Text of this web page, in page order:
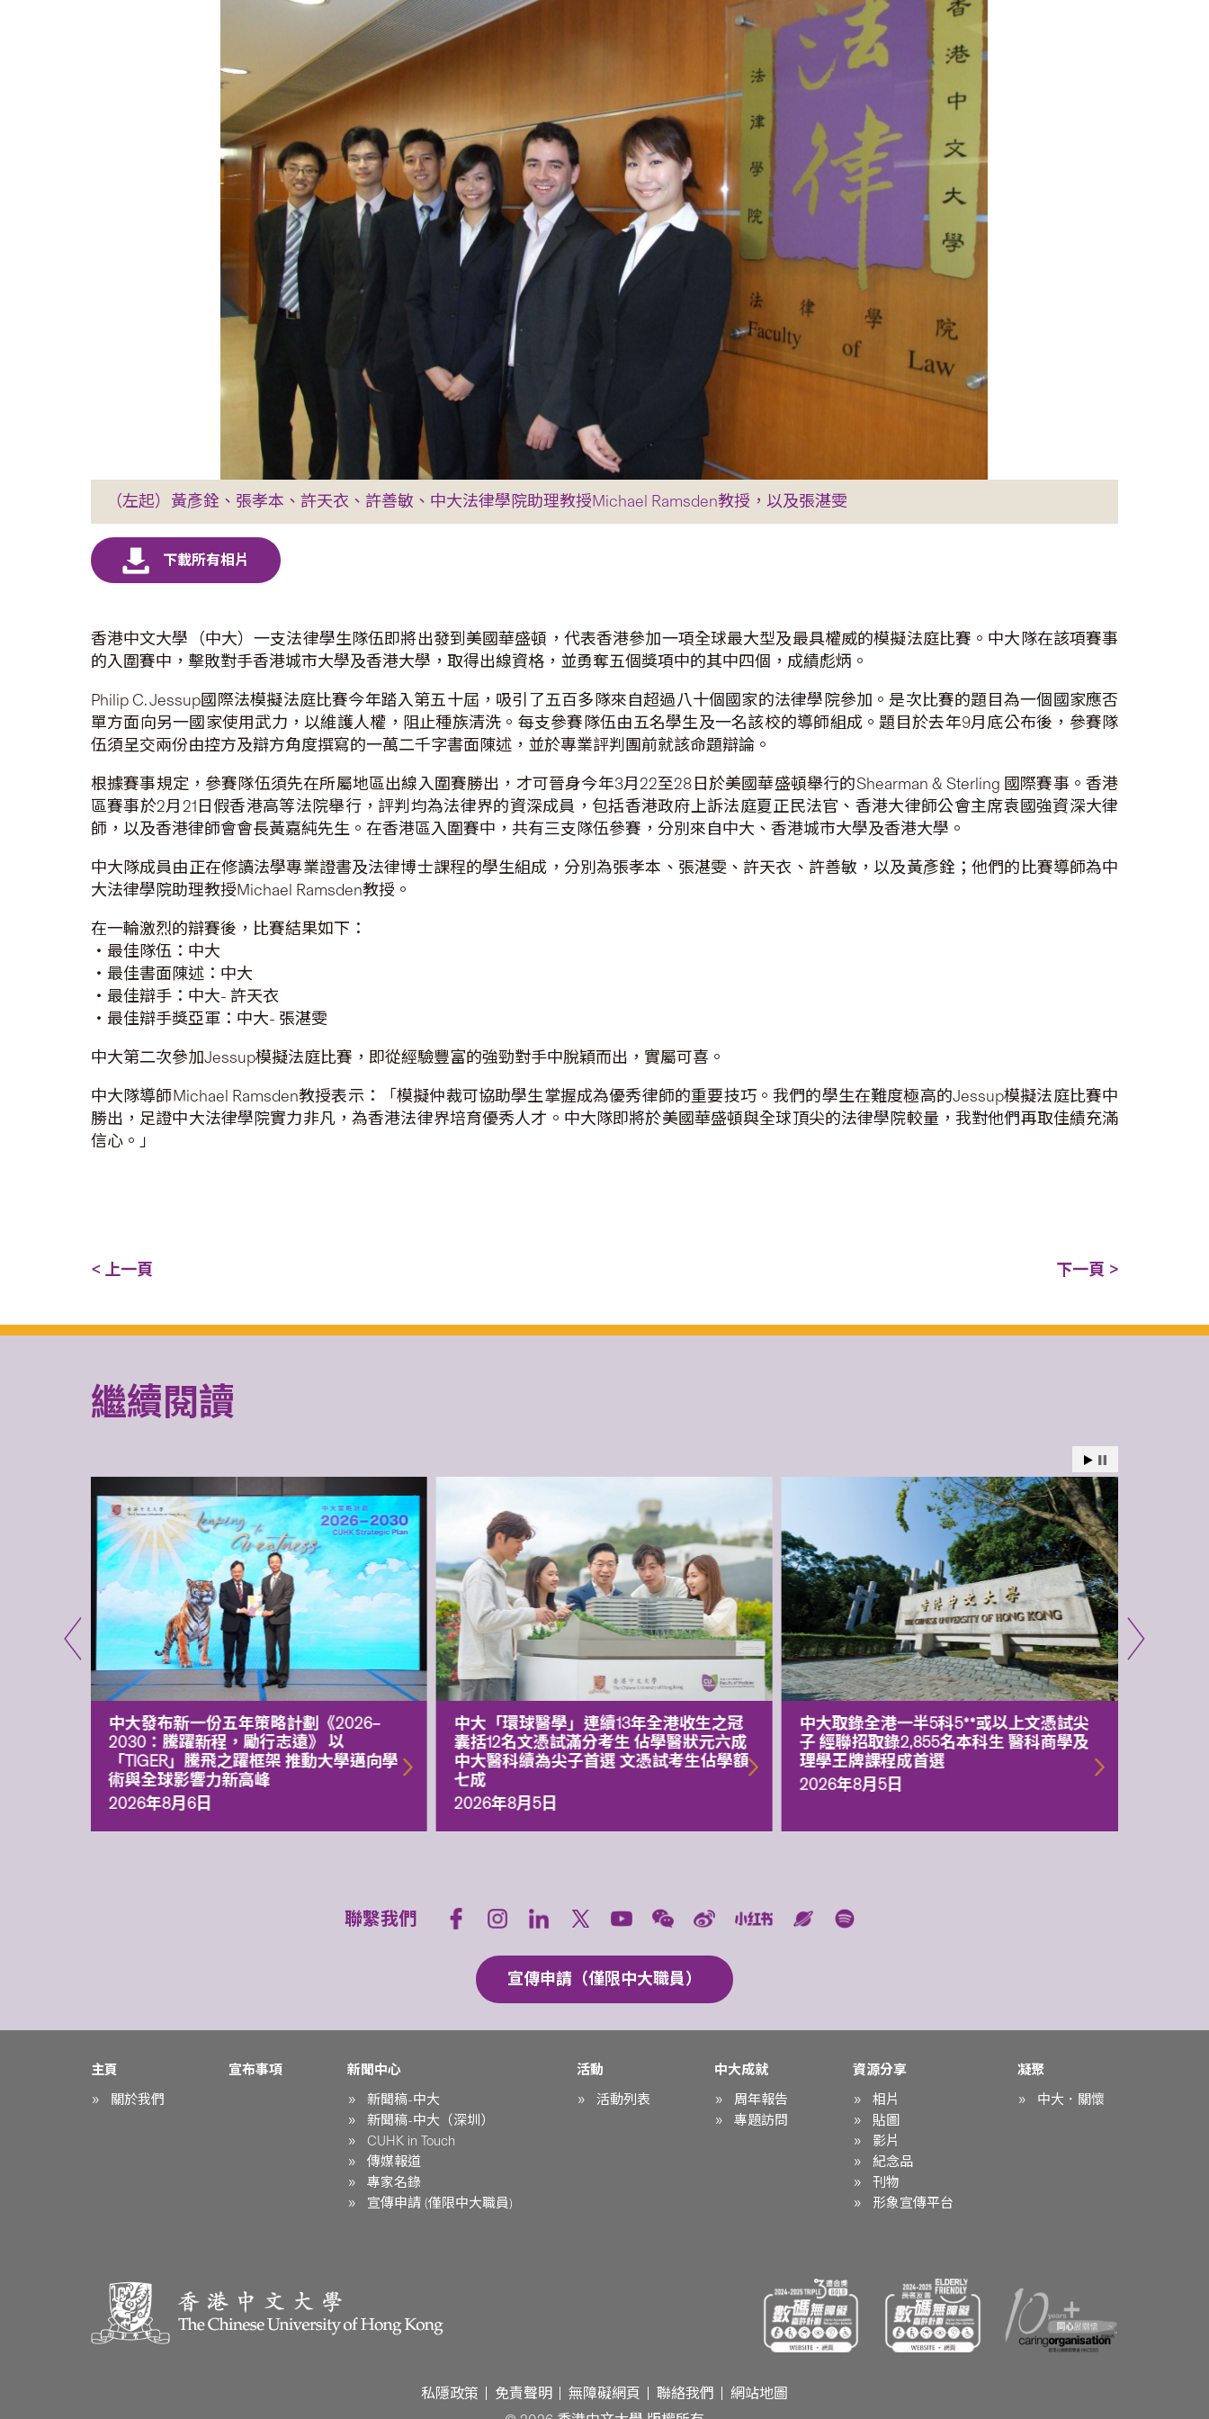
（左起）黃彥銓、張孝本、許天衣、許善敏、中大法律學院助理教授Michael Ramsden教授，以及張湛雯
香港中文大學（中大）一支法律學生隊伍即將出發到美國華盛頓，代表香港參加一項全球最大型及最具權威的模擬法庭比賽。中大隊在該項賽事
的入圍賽中，擊敗對手香港城市大學及香港大學，取得出線資格，並勇奪五個獎項中的其中四個，成績彪炳。
Philip C. Jessup國際法模擬法庭比賽今年踏入第五十屆，吸引了五百多隊來自超過八十個國家的法律學院參加。是次比賽的題目為一個國家應否
單方面向另一國家使用武力，以維護人權，阻止種族清洗。每支參賽隊伍由五名學生及一名該校的導師組成。題目於去年9月底公布後，參賽隊
伍須呈交兩份由控方及辯方角度撰寫的一萬二千字書面陳述，並於專業評判團前就該命題辯論。
根據賽事規定，參賽隊伍須先在所屬地區出線入圍賽勝出，才可晉身今年3月22至28日於美國華盛頓舉行的Shearman & Sterling 國際賽事。香港
區賽事於2月21日假香港高等法院舉行，評判均為法律界的資深成員，包括香港政府上訴法庭夏正民法官、香港大律師公會主席袁國強資深大律
師，以及香港律師會會長黃嘉純先生。在香港區入圍賽中，共有三支隊伍參賽，分別來自中大、香港城市大學及香港大學。
中大隊成員由正在修讀法學專業證書及法律博士課程的學生組成，分別為張孝本、張湛雯、許天衣、許善敏，以及黃彥銓；他們的比賽導師為中
大法律學院助理教授Michael Ramsden教授。
在一輪激烈的辯賽後，比賽結果如下：
‧最佳隊伍：中大
‧最佳書面陳述：中大
‧最佳辯手：中大- 許天衣
‧最佳辯手獎亞軍：中大- 張湛雯
中大第二次參加Jessup模擬法庭比賽，即從經驗豐富的強勁對手中脫穎而出，實屬可喜。
中大隊導師Michael Ramsden教授表示：「模擬仲裁可協助學生掌握成為優秀律師的重要技巧。我們的學生在難度極高的Jessup模擬法庭比賽中
勝出，足證中大法律學院實力非凡，為香港法律界培育優秀人才。中大隊即將於美國華盛頓與全球頂尖的法律學院較量，我對他們再取佳績充滿
信心。」
< 上一頁 下一頁 >
繼續閱讀
中大發布新一份五年策略計劃《2026‒
2030：騰躍新程，勵行志遠》 以
「TIGER」騰飛之躍框架 推動大學邁向學
術與全球影響力新高峰
2026年8月6日
中大「環球醫學」連續13年全港收生之冠
囊括12名文憑試滿分考生 佔學醫狀元六成
中大醫科續為尖子首選 文憑試考生佔學額
七成
2026年8月5日
中大取錄全港一半5科5**或以上文憑試尖
子 經聯招取錄2,855名本科生 醫科商學及
理學王牌課程成首選
2026年8月5日
聯繫我們
宣傳申請（僅限中大職員）
主頁
關於我們
宣布事項
新聞中心
新聞稿-中大
新聞稿-中大（深圳）
CUHK in Touch
傳媒報道
專家名錄
宣傳申請 (僅限中大職員)
活動
活動列表
中大成就
周年報告
專題訪問
資源分享
相片
貼圖
影片
紀念品
刊物
形象宣傳平台
凝聚
中大．關懷
私隱政策 免責聲明 無障礙網頁 聯絡我們
網站地圖